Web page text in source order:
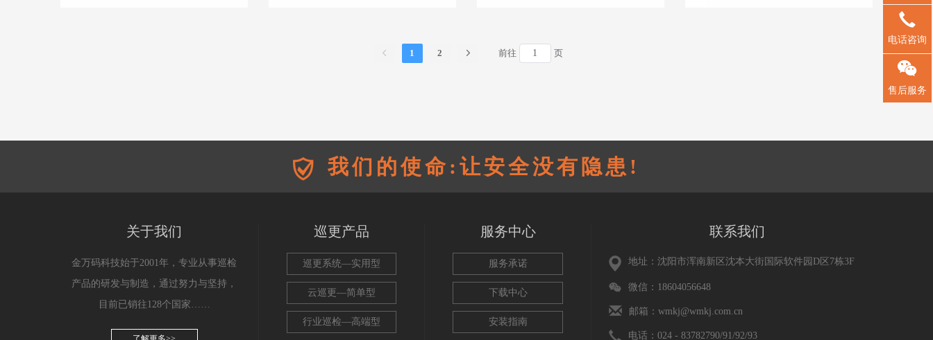
1 2 前往 页
我们的使命:让安全没有隐患!
关于我们
金万码科技始于2001年，专业从事巡检
产品的研发与制造，通过努力与坚持，
目前已销往128个国家……
巡更产品
巡更系统—实用型
云巡更—简单型
行业巡检—高端型
服务中心
服务承诺
下载中心
安装指南
联系我们
地址：沈阳市浑南新区沈本大街国际软件园D区7栋3F
微信：18604056648
邮箱：wmkj@wmkj.com.cn
电话：024 - 83782790/91/92/93
电话咨询
售后服务